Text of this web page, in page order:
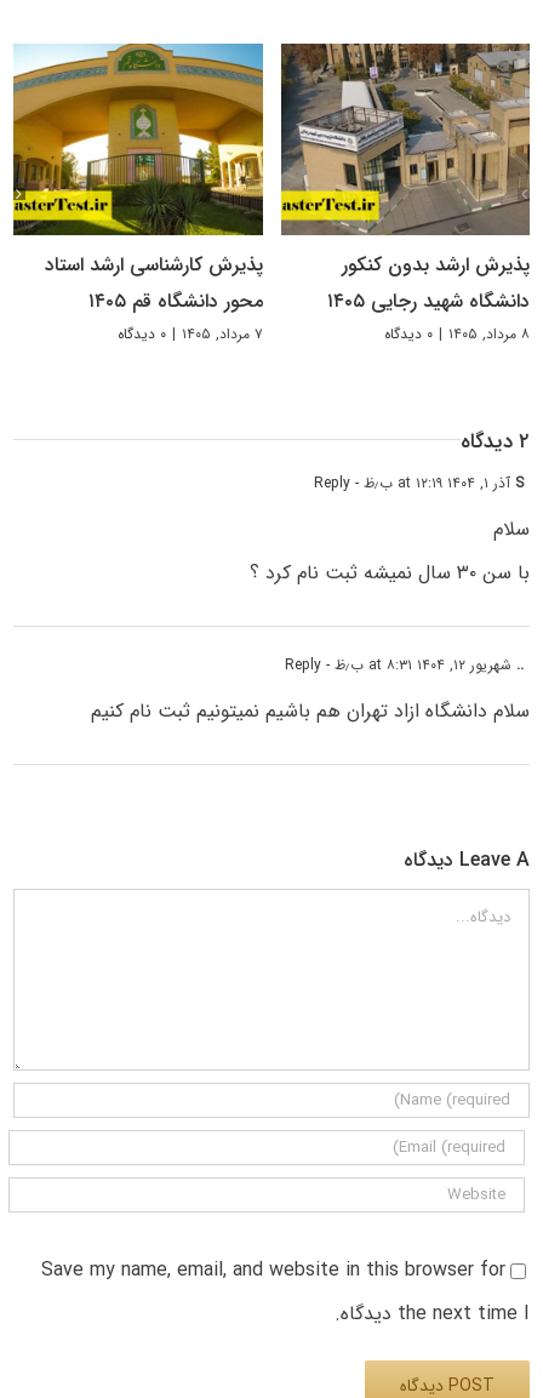
پذیرش ارشد بدون کنکور
دانشگاه شهید رجایی ۱۴۰۵
۸ مرداد, ۱۴۰۵ | ۰ دیدگاه
پذیرش کارشناسی ارشد استاد
محور دانشگاه قم ۱۴۰۵
۷ مرداد, ۱۴۰۵ | ۰ دیدگاه
۲ دیدگاه
S آذر ۱, ۱۴۰۴ at ۱۲:۱۹ ب٫ظ - Reply
سلام
با سن ۳۰ سال نمیشه ثبت نام کرد ؟
.. شهریور ۱۲, ۱۴۰۴ at ۸:۳۱ ب٫ظ - Reply
سلام دانشگاه ازاد تهران هم باشیم نمیتونیم ثبت نام کنیم
Leave A دیدگاه
دیدگاه
Save my name, email, and website in this browser for
the next time I دیدگاه.